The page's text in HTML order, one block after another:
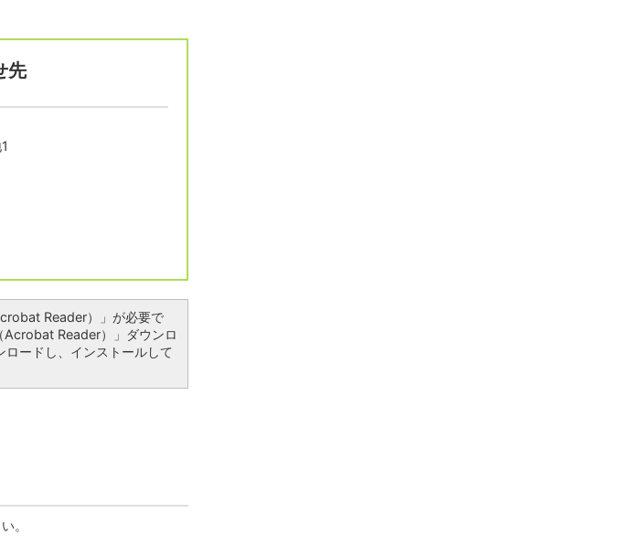
先
Reader）」が必要で
Reader）」ダウンロ
ードし、インストールして
。